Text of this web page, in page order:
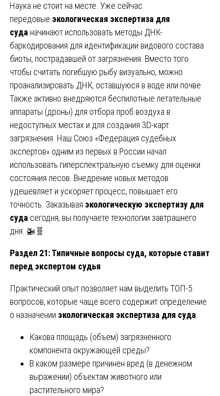
Наука не стоит на месте. Уже сейчас
передовые экологическая экспертиза для
суда начинают использовать методы ДНК-
баркодирования для идентификации видового состава
биоты, пострадавшей от загрязнения. Вместо того
чтобы считать погибшую рыбу визуально, можно
проанализировать ДНК, оставшуюся в воде или почве.
Также активно внедряются беспилотные летательные
аппараты (дроны) для отбора проб воздуха в
недоступных местах и для создания 3D-карт
загрязнения. Наш Союз «Федерация судебных
экспертов» одним из первых в России начал
использовать гиперспектральную съемку для оценки
состояния лесов. Внедрение новых методов
удешевляет и ускоряет процесс, повышает его
точность. Заказывая экологическую экспертизу для
суда сегодня, вы получаете технологии завтрашнего
дня. 🚁🧬
Раздел 21: Типичные вопросы суда, которые ставит
перед экспертом судья
Практический опыт позволяет нам выделить ТОП-5
вопросов, которые чаще всего содержит определение
о назначении экологическая экспертиза для суда:
Какова площадь (объем) загрязненного
компонента окружающей среды?
В каком размере причинен вред (в денежном
выражении) объектам животного или
растительного мира?